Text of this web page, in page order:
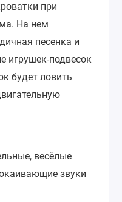
при
На нем
песенка и
игрушек-подвесок
будет ловить
весёлые
звуки